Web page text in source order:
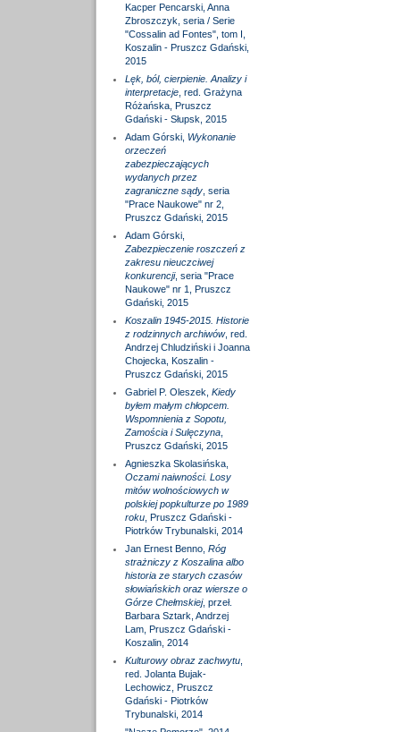
Kacper Pencarski, Anna
Zbroszczyk, seria / Serie
"Cossalin ad Fontes", tom I,
Koszalin - Pruszcz Gdański,
2015
Lęk, ból, cierpienie. Analizy i
interpretacje, red. Grażyna
Różańska, Pruszcz
Gdański - Słupsk, 2015
Adam Górski, Wykonanie
orzeczeń
zabezpieczających
wydanych przez
zagraniczne sądy, seria
"Prace Naukowe" nr 2,
Pruszcz Gdański, 2015
Adam Górski,
Zabezpieczenie roszczeń z
zakresu nieuczciwej
konkurencji, seria "Prace
Naukowe" nr 1, Pruszcz
Gdański, 2015
Koszalin 1945-2015. Historie
z rodzinnych archiwów, red.
Andrzej Chludziński i Joanna
Chojecka, Koszalin -
Pruszcz Gdański, 2015
Gabriel P. Oleszek, Kiedy
byłem małym chłopcem.
Wspomnienia z Sopotu,
Zamościa i Sulęczyna,
Pruszcz Gdański, 2015
Agnieszka Skolasińska,
Oczami naiwności. Losy
mitów wolnościowych w
polskiej popkulturze po 1989
roku, Pruszcz Gdański -
Piotrków Trybunalski, 2014
Jan Ernest Benno, Róg
strażniczy z Koszalina albo
historia ze starych czasów
słowiańskich oraz wiersze o
Górze Chełmskiej, przeł.
Barbara Sztark, Andrzej
Lam, Pruszcz Gdański -
Koszalin, 2014
Kulturowy obraz zachwytu,
red. Jolanta Bujak-
Lechowicz, Pruszcz
Gdański - Piotrków
Trybunalski, 2014